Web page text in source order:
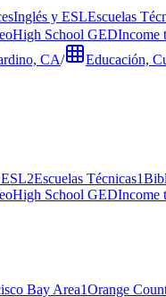
Inglés y ESLEscuelas
High School GEDIncome
CA/ Educación,
2Escuelas Técnicas1
High School GEDIncome
Bay Area1Orange